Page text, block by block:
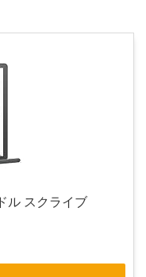
ル スクライブ